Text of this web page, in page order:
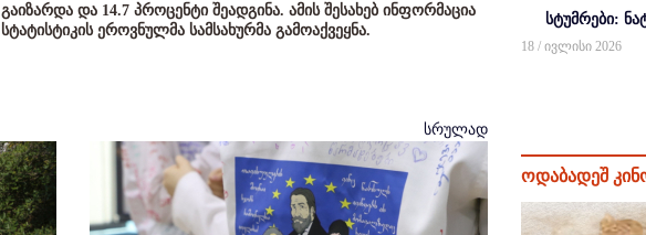
გაიზარდა და 14.7 პროცენტი შეადგინა. ამის შესახებ ინფორმაცია
სტატისტიკის ეროვნულმა სამსახურმა გამოაქვეყნა.
სრულად
სტუმრები:
18 / ივლისი 2026
ოდაბადეშ